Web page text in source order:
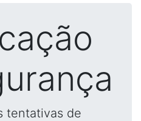
tentativas de